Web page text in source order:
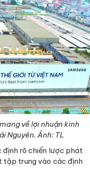
về lợi nhuận kinh
Nguyên. Ảnh: TL
rõ chiến lược phát
tập trung vào các định